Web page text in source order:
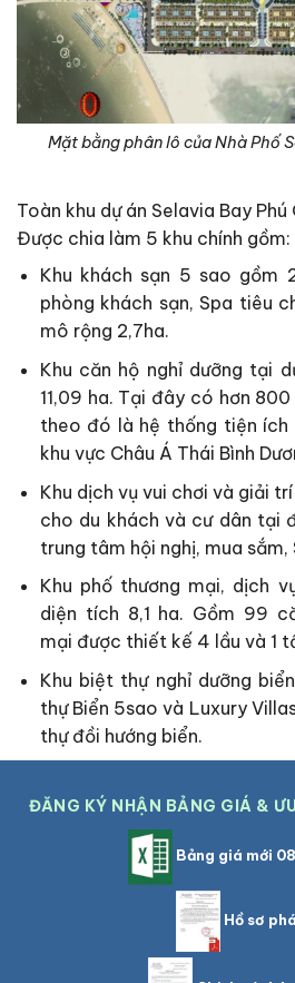
Mặt bằng phân lô của Nhà Phố
Toàn khu dự án Selavia Bay
Được chia làm 5 khu chính gồm:
Khu khách sạn 5 sao gồm
phòng khách sạn, Spa tiêu
mô rộng 2,7ha.
Khu căn hộ nghỉ dưỡng tại
11,09 ha. Tại đây có hơn
theo đó là hệ thống tiện
khu vực Châu Á Thái Bình
Khu dịch vụ vui chơi và giải
cho du khách và cư dân tại
trung tâm hội nghị, mua
Khu phố thương mại, dịch
diện tích 8,1 ha. Gồm 99
mại được thiết kế 4 lầu và 1
Khu biệt thự nghỉ dưỡng
thự Biển 5sao và Luxury
thự đồi hướng biển.
ĐĂNG KÝ NHẬN BẢNG GIÁ &
Bảng giá mới
Hồ sơ